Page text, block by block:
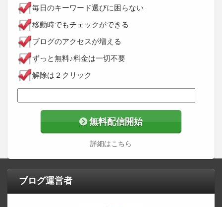
毎日のキーワード選びに困らない
移動時でもチェックができる
ブログのアクセスが増える
ずっと無料♪料金は一切不要
解除は２クリック
無料配信開始
詳細はこちら
ブログ運営者